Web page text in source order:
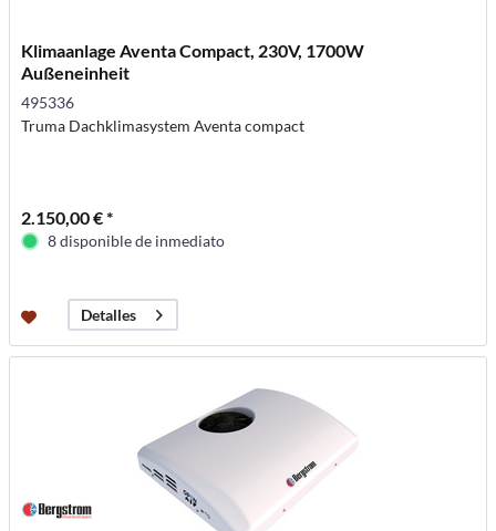
Klimaanlage Aventa Compact, 230V, 1700W
Außeneinheit
495336
Truma Dachklimasystem Aventa compact
2.150,00 € *
8 disponible de inmediato
Detalles